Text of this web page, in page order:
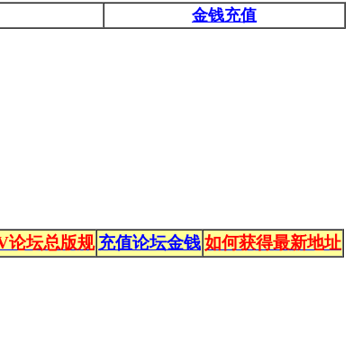
金钱充值
论坛总版规 充值论坛金钱如何获得最新地址